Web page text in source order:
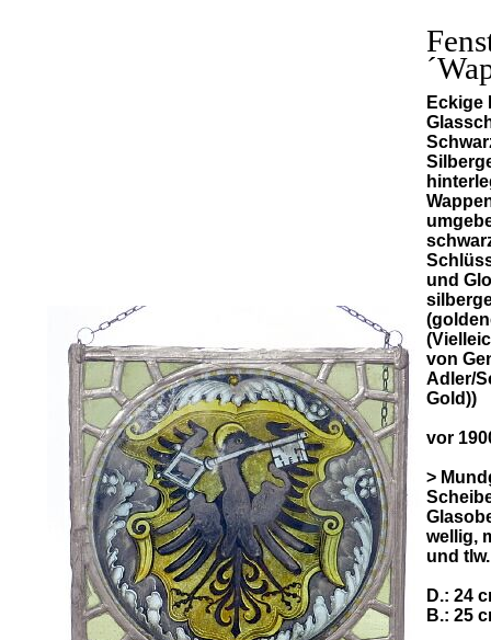
Eckige
und
von
Adler/
Gold))
vor
>
wellig,
und
D.: 24
B.: 25